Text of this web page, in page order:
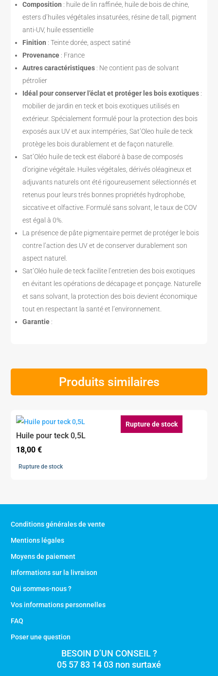
Composition : huile de lin raffinée, huile de bois de chine,
esters d’huiles végétales insaturées, résine de tall, pigment
anti-UV, huile essentielle
Finition : Teinte dorée, aspect satiné
Provenance : France
Autres caractéristiques : Ne contient pas de solvant
pétrolier
Idéal pour conserver l’éclat et protéger les bois exotiques :
mobilier de jardin en teck et bois exotiques utilisés en
extérieur. Spécialement formulé pour la protection des bois
exposés aux UV et aux intempéries, Sat’Oleo huile de teck
protège les bois durablement et de façon naturelle.
Sat’Oléo huile de teck est élaboré à base de composés
d’origine végétale. Huiles végétales, dérivés oléagineux et
adjuvants naturels ont été rigoureusement sélectionnés et
retenus pour leurs trés bonnes propriétés hydrophobe,
siccative et olfactive. Formulé sans solvant, le taux de COV
est égal à 0%.
La présence de pâte pigmentaire permet de protéger le bois
contre l’action des UV et de conserver durablement son
aspect naturel.
Sat’Oléo huile de teck facilite l’entretien des bois exotiques
en évitant les opérations de décapage et ponçage. Naturelle
et sans solvant, la protection des bois devient économique
tout en respectant la santé et l’environnement.
Garantie :
Produits similaires
Rupture de stock
Huile pour teck 0,5L
18,00€
Rupture de stock
Conditions générales de vente
Mentions légales
Moyens de paiement
Informations sur la livraison
Qui sommes-nous ?
Vos informations personnelles
FAQ
Poser une question
BESOIN D’UN CONSEIL ?
05 57 83 14 03 non surtaxé